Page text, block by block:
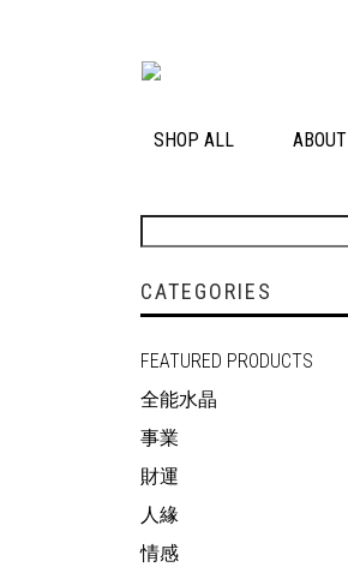
SHOP ALL ABOUT
CATEGORIES
FEATURED PRODUCTS
全能水晶
事業
財運
人緣
情感